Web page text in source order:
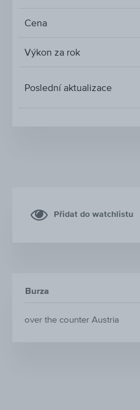
Cena
Výkon za rok
Poslední aktualizace
Přidat do watchlistu
Burza
over the counter Austria